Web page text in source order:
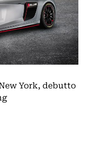
York, debutto